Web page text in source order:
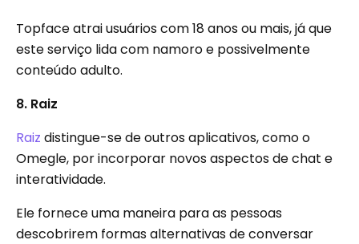
Topface atrai usuários com 18 anos ou mais, já que
este serviço lida com namoro e possivelmente
conteúdo adulto.
8. Raiz
Raiz distingue-se de outros aplicativos, como o
Omegle, por incorporar novos aspectos de chat e
interatividade.
Ele fornece uma maneira para as pessoas
descobrirem formas alternativas de conversar